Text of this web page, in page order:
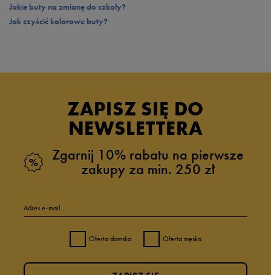
Jakie buty na zmianę do szkoły?
Jak czyścić kolorowe buty?
ZAPISZ SIĘ DO
NEWSLETTERA
Zgarnij 10% rabatu na pierwsze
zakupy za min. 250 zł
Adres e-mail
Oferta damska Oferta męska